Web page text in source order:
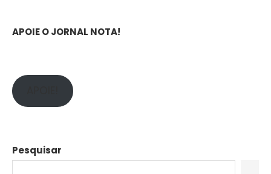
APOIE O JORNAL NOTA!
Pesquisar